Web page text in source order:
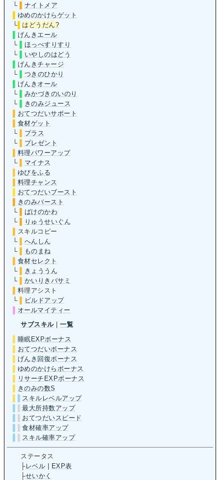
└
ナイトメア
ゆめのかけらゲット
└▌ はどうだん?
げんきエール
└
ほっぺすりすり
└
いやしのはどう
げんきチャージ
└
つきのひかり
げんきオール
└
みかづきのいのり
└
きのみジュース
おてつだいサポート
食材ゲット
└
プラス
└
プレゼント
料理パワーアップ
└
マイナス
ゆびをふる
料理チャンス
おてつだいブースト
きのみバースト
└
ばけのかわ
└
りゅうせいぐん
スキルコピー
└
へんしん
└
ものまね
食材セレクト
└
きょううん
└
かいりきバサミ
料理アシスト
└
ビルドアップ
オールマイティー
サブスキル|一覧
睡眠EXPボーナス
おてつだいボーナス
げんき回復ボーナス
ゆめのかけらボーナス
リサーチEXPボーナス
きのみの数S
スキルレベルアップ
▌最大所持数アップ
おてつだいスピード
▌食材確率アップ
スキル確率アップ
ステータス
├レベル | EXP表
├せいかく